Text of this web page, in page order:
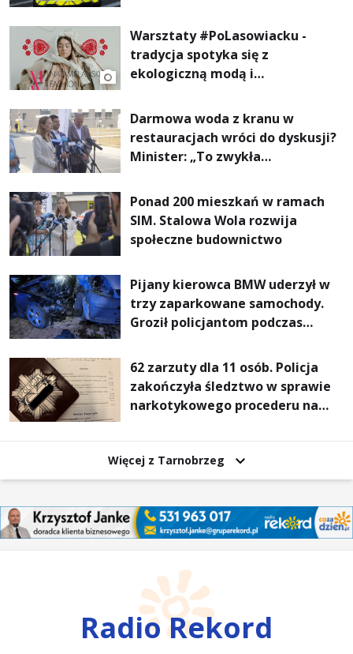
Warsztaty #PoLasowiacku -
tradycja spotyka się z
ekologiczną modą i
Darmowa woda z kranu w
restauracjach wróci do dyskusji?
Minister: „To zwykła
Ponad 200 mieszkań w ramach
SIM. Stalowa Wola rozwija
społeczne budownictwo
Pijany kierowca BMW uderzył w
trzy zaparkowane samochody.
Groził policjantom podczas
62 zarzuty dla 11 osób. Policja
zakończyła śledztwo w sprawie
narkotykowego procederu na
Więcej z Tarnobrzeg
Radio Rekord